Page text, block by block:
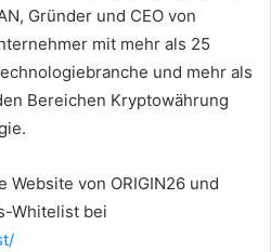
Gründer und CEO von
mit mehr als 25
und mehr als
Bereichen Kryptowährung
von ORIGIN26 und
Whitelist bei